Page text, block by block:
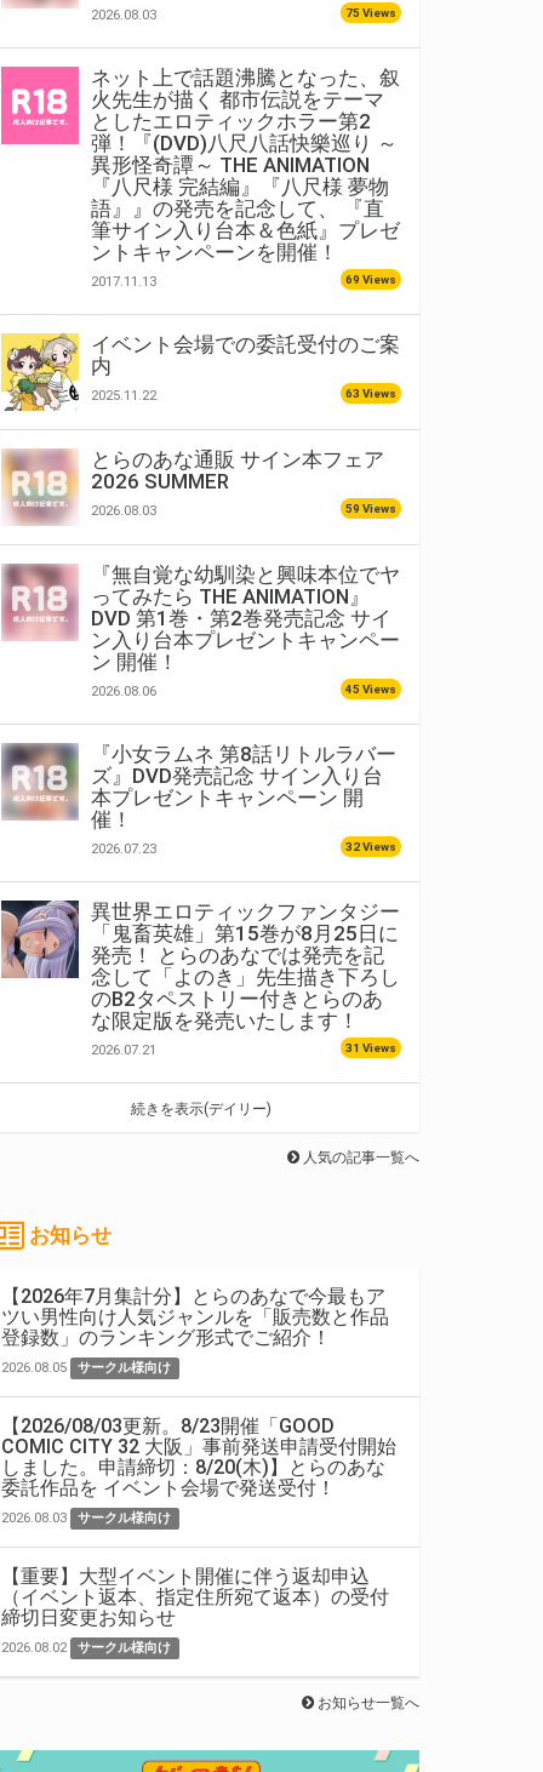
2026.08.03 75 Views
ネット上で話題沸騰となった、叙
火先生が描く 都市伝説をテーマ
としたエロティックホラー第2
弾！『(DVD)八尺八話快樂巡り ～
異形怪奇譚～ THE ANIMATION
『八尺様 完結編』『八尺様 夢物
語』』の発売を記念して、 『直
筆サイン入り台本＆色紙』プレゼ
ントキャンペーンを開催！
2017.11.13 69 Views
イベント会場での委託受付のご案
内
2025.11.22 63 Views
とらのあな通販 サイン本フェア
2026 SUMMER
2026.08.03 59 Views
『無自覚な幼馴染と興味本位でヤ
ってみたら THE ANIMATION』
DVD 第1巻・第2巻発売記念 サイ
ン入り台本プレゼントキャンペー
ン 開催！
2026.08.06 45 Views
『小女ラムネ 第8話リトルラバー
ズ』DVD発売記念 サイン入り台
本プレゼントキャンペーン 開
催！
2026.07.23 32 Views
異世界エロティックファンタジー
「鬼畜英雄」第15巻が8月25日に
発売！ とらのあなでは発売を記
念して「よのき」先生描き下ろし
のB2タペストリー付きとらのあ
な限定版を発売いたします！
2026.07.21 31 Views
続きを表示(デイリー)
人気の記事一覧へ
お知らせ
【2026年7月集計分】とらのあなで今最もア
ツい男性向け人気ジャンルを「販売数と作品
登録数」のランキング形式でご紹介！
2026.08.05 サークル様向け
【2026/08/03更新。8/23開催「GOOD
COMIC CITY 32 大阪」事前発送申請受付開始
しました。申請締切：8/20(木)】とらのあな
委託作品を イベント会場で発送受付！
2026.08.03 サークル様向け
【重要】大型イベント開催に伴う返却申込
（イベント返本、指定住所宛て返本）の受付
締切日変更お知らせ
2026.08.02 サークル様向け
お知らせ一覧へ